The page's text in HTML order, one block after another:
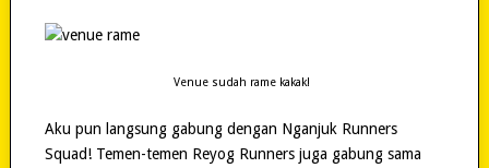
Venue sudah rame kakak!
Aku pun langsung gabung dengan Nganjuk Runners
Squad! Temen-temen Reyog Runners juga gabung sama